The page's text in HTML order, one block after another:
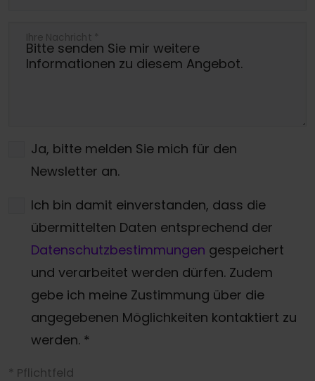
Ihre Nachricht *
Ja, bitte melden Sie mich für den
Newsletter an.
Ich bin damit einverstanden, dass die
übermittelten Daten entsprechend der
Datenschutzbestimmungen gespeichert
und verarbeitet werden dürfen. Zudem
gebe ich meine Zustimmung über die
angegebenen Möglichkeiten kontaktiert zu
werden. *
* Pflichtfeld